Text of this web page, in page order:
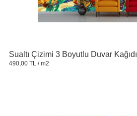
Sualtı Çizimi 3 Boyutlu Duvar Kağıdı
490,00 TL / m2